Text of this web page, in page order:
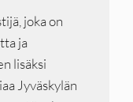
joka on
ja
lisäksi
Jyväskylän